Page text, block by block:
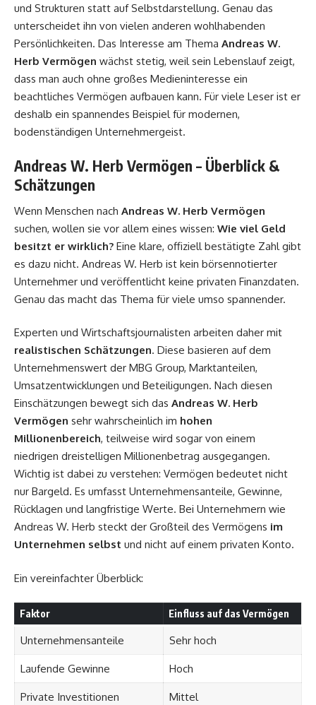
und Strukturen statt auf Selbstdarstellung. Genau das
unterscheidet ihn von vielen anderen wohlhabenden
Persönlichkeiten. Das Interesse am Thema Andreas W.
Herb Vermögen wächst stetig, weil sein Lebenslauf zeigt,
dass man auch ohne großes Medieninteresse ein
beachtliches Vermögen aufbauen kann. Für viele Leser ist er
deshalb ein spannendes Beispiel für modernen,
bodenständigen Unternehmergeist.
Andreas W. Herb Vermögen – Überblick &
Schätzungen
Wenn Menschen nach Andreas W. Herb Vermögen
suchen, wollen sie vor allem eines wissen: Wie viel Geld
besitzt er wirklich? Eine klare, offiziell bestätigte Zahl gibt
es dazu nicht. Andreas W. Herb ist kein börsennotierter
Unternehmer und veröffentlicht keine privaten Finanzdaten.
Genau das macht das Thema für viele umso spannender.
Experten und Wirtschaftsjournalisten arbeiten daher mit
realistischen Schätzungen. Diese basieren auf dem
Unternehmenswert der MBG Group, Marktanteilen,
Umsatzentwicklungen und Beteiligungen. Nach diesen
Einschätzungen bewegt sich das Andreas W. Herb
Vermögen sehr wahrscheinlich im hohen
Millionenbereich, teilweise wird sogar von einem
niedrigen dreistelligen Millionenbetrag ausgegangen.
Wichtig ist dabei zu verstehen: Vermögen bedeutet nicht
nur Bargeld. Es umfasst Unternehmensanteile, Gewinne,
Rücklagen und langfristige Werte. Bei Unternehmern wie
Andreas W. Herb steckt der Großteil des Vermögens im
Unternehmen selbst und nicht auf einem privaten Konto.
Ein vereinfachter Überblick:
Faktor Einfluss auf das Vermögen
Unternehmensanteile Sehr hoch
Laufende Gewinne Hoch
Private Investitionen Mittel